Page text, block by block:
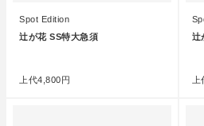
Spot Edition
辻が花 SS特大急須
上代4,800円
辻